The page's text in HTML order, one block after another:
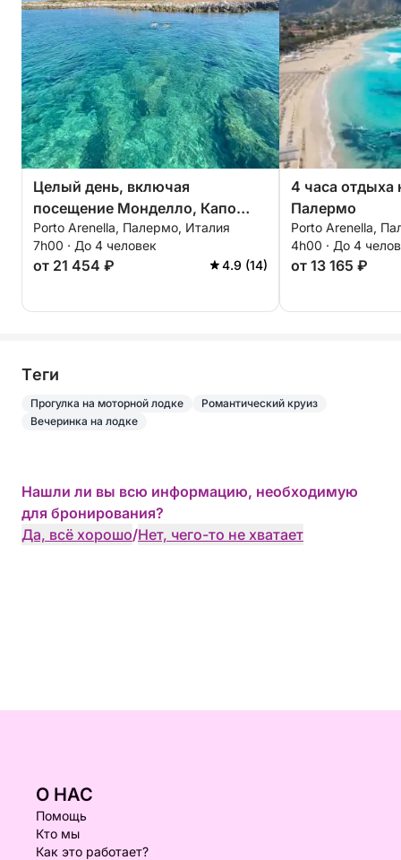
Целый день, включая
посещение Монделло, Капо
Галло и Нефтяной пещеры.
Porto Arenella, Палермо, Италия
7h00 · До 4 человек
от 21 454 ₽ 4.9 (14)
4 часа отдыха
Палермо
Porto Arenella,
4h00 · До 4
от 13 165 ₽
Tеги
Прогулка на моторной лодке
Романтический круиз
Вечеринка на лодке
Нашли ли вы всю информацию, необходимую
для бронирования?
Да, всё хорошо/Нет, чего-то не хватает
О НАС
Помощь
Кто мы
Как это работает?